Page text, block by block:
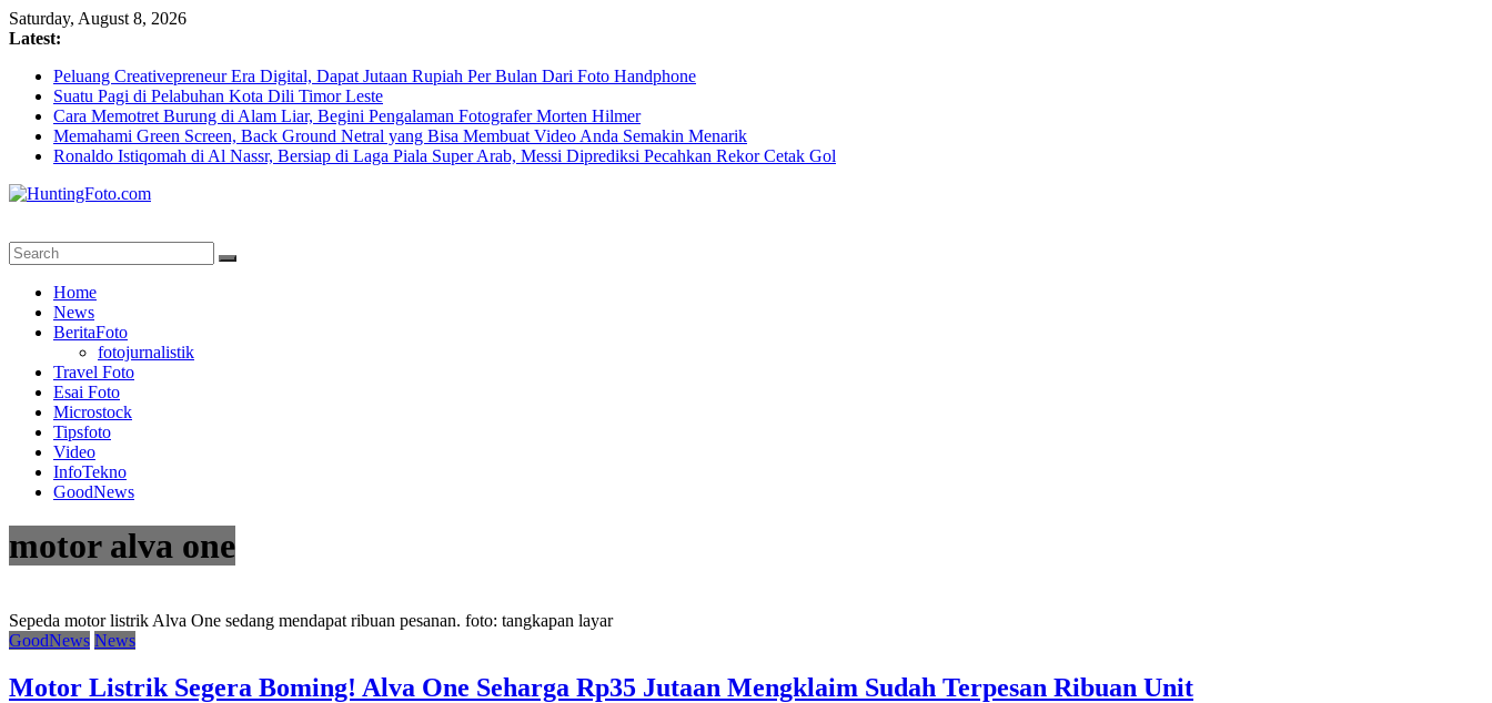
Skip
to
Saturday, August 8, 2026
Latest:
Peluang Creativepreneur Era Digital, Dapat Jutaan Rupiah Per Bulan Dari Foto Handphone
Suatu Pagi di Pelabuhan Kota Dili Timor Leste
Cara Memotret Burung di Alam Liar, Begini Pengalaman Fotografer Morten Hilmer
Memahami Green Screen, Back Ground Netral yang Bisa Membuat Video Anda Semakin Menarik
Ronaldo Istiqomah di Al Nassr, Bersiap di Laga Piala Super Arab, Messi Diprediksi Pecahkan Rekor Cetak Gol
Berita
Fotografi
Terpercaya
Home
News
BeritaFoto
fotojurnalistik
Travel Foto
Esai Foto
Microstock
Tipsfoto
Video
InfoTekno
GoodNews
motor alva one
Sepeda motor listrik Alva One sedang mendapat ribuan pesanan. foto: tangkapan layar
GoodNews News
Motor Listrik Segera Boming! Alva One Seharga Rp35 Jutaan Mengklaim Sudah Terpesan Ribuan Unit